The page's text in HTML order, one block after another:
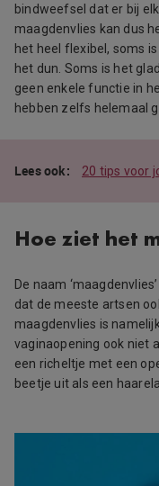
bindweefsel dat er bij
maagdenvlies kan dus
het heel flexibel, soms
het dun. Soms is het
geen enkele functie in
hebben zelfs helemaal
20 tips voor
Hoe ziet het
De naam
dat de meeste artsen
maagdenvlies is
vaginaopening ook niet
een richeltje met een
beetje uit als een